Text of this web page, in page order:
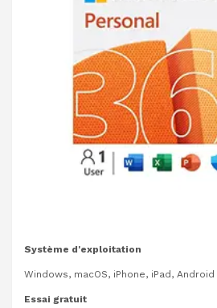
Système d'exploitation
Windows, macOS, iPhone, iPad, Android
Essai gratuit